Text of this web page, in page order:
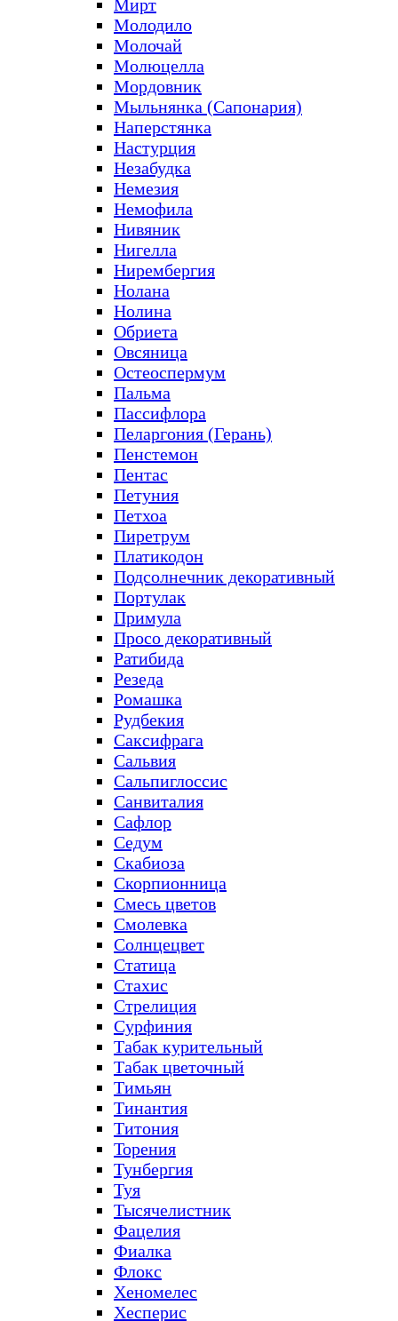
Мирт
Молодило
Молочай
Молюцелла
Мордовник
Мыльнянка (Сапонария)
Наперстянка
Настурция
Незабудка
Немезия
Немофила
Нивяник
Нигелла
Нирембергия
Нолана
Нолина
Обриета
Овсяница
Остеоспермум
Пальма
Пассифлора
Пеларгония (Герань)
Пенстемон
Пентас
Петуния
Петхоа
Пиретрум
Платикодон
Подсолнечник декоративный
Портулак
Примула
Просо декоративный
Ратибида
Резеда
Ромашка
Рудбекия
Саксифрага
Сальвия
Сальпиглоссис
Санвиталия
Сафлор
Седум
Скабиоза
Скорпионница
Смесь цветов
Смолевка
Солнцецвет
Статица
Стахис
Стрелиция
Сурфиния
Табак курительный
Табак цветочный
Тимьян
Тинантия
Титония
Торения
Тунбергия
Туя
Тысячелистник
Фацелия
Фиалка
Флокс
Хеномелес
Хесперис